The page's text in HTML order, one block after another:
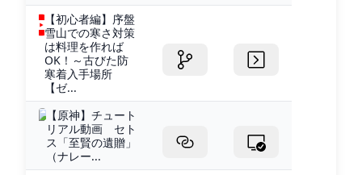
【初心者編】序盤
雪山での寒さ対策
は料理を作れば
OK！～古びた防
寒着入手場所
【ゼ...
【原神】チュート
リアル動画 セト
ス「至賢の遺贈」
（ナレー...